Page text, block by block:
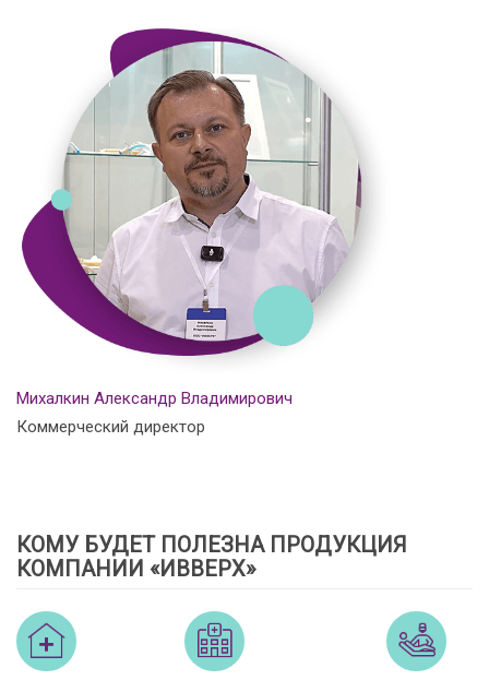
Михалкин Александр Владимирович
Коммерческий директор
КОМУ БУДЕТ ПОЛЕЗНА ПРОДУКЦИЯ
КОМПАНИИ «ИВВЕРХ»